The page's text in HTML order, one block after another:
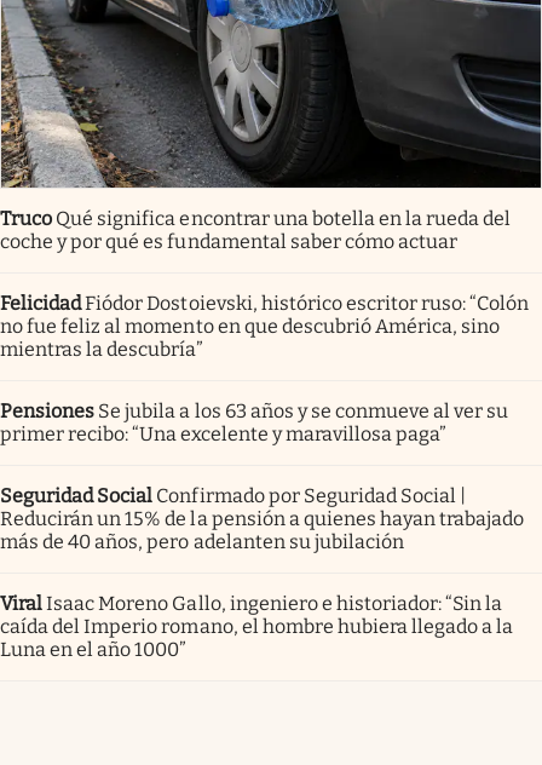
Truco Qué significa encontrar una botella en la rueda del
coche y por qué es fundamental saber cómo actuar
FelicidadFiódor Dostoievski, histórico escritor ruso: “Colón
no fue feliz al momento en que descubrió América, sino
mientras la descubría”
Pensiones Se jubila a los 63 años y se conmueve al ver su
primer recibo: “Una excelente y maravillosa paga”
Seguridad Social Confirmado por Seguridad Social |
Reducirán un 15% de la pensión a quienes hayan trabajado
más de 40 años, pero adelanten su jubilación
ViralIsaac Moreno Gallo, ingeniero e historiador: “Sin la
caída del Imperio romano, el hombre hubiera llegado a la
Luna en el año 1000”